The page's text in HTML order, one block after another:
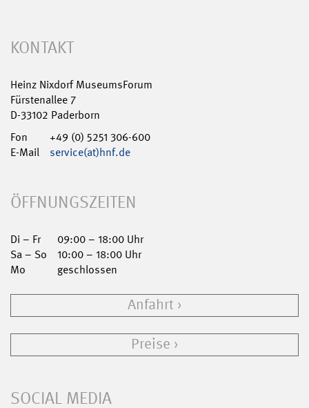
KONTAKT
Heinz Nixdorf MuseumsForum
Fürstenallee 7
D-33102 Paderborn
Fon
+49 (0) 5251 306-600
E-Mail
service(at)hnf.de
ÖFFNUNGSZEITEN
Di – Fr
09:00 – 18:00 Uhr
Sa – So
10:00 – 18:00 Uhr
Mo
geschlossen
Anfahrt
Preise
SOCIAL MEDIA